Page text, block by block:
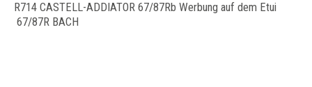
R714 CASTELL-ADDIATOR 67/87Rb Werbung auf dem Etui
67/87R BACH